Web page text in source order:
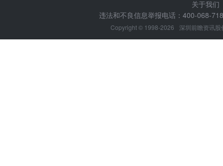
关于我们
违法和不良信息举报电话：400-068-
Copyright © 1998-2026 深圳前瞻资讯股